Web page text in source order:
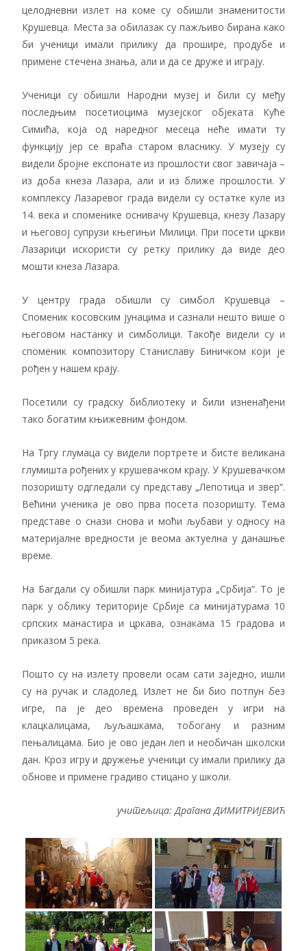
целодневни излет на коме су обишли знаменитости
Крушевца. Места за обилазак су пажљиво бирана како
би ученици имали прилику да прошире, продубе и
примене стечена знања, али и да се друже и играју.
Ученици су обишли Народни музеј и били су међу
последњим посетиоцима музејског објеката Куће
Симића, која од наредног месеца неће имати ту
функцију јер се враћа старом власнику. У музеју су
видели бројне експонате из прошлости свог завичаја –
из доба кнеза Лазара, али и из ближе прошлости. У
комплексу Лазаревог града видели су остатке куле из
14. века и споменикe оснивачу Крушевца, кнезу Лазару
и његовој супрузи књегињи Милици. При посети цркви
Лазарици искористи су ретку прилику да виде део
мошти кнеза Лазара.
У центру града обишли су симбол Крушевца –
Споменик косовским јунацима и сазнали нешто више о
његовом настанку и симболици. Такође видели су и
споменик композитору Станиславу Биничком који је
рођен у нашем крају.
Посетили су градску библиотеку и били изненађени
тако богатим књижевним фондом.
На Тргу глумаца су видели портрете и бисте великана
глумишта рођених у крушевачком крају. У Крушевачком
позоришту одгледали су представу „Лепотица и звер“.
Већини ученика је ово прва посета позоришту. Тема
представе о снази снова и моћи љубави у односу на
материјалне вредности је веома актуелна у данашње
време.
На Багдали су обишли парк минијатура „Србија“. То је
парк у облику територије Србије са минијатурама 10
српских манастира и цркава, ознакама 15 градова и
приказом 5 река.
Пошто су на излету провели осам сати заједно, ишли
су на ручак и сладолед. Излет не би био потпун без
игре, па је део времена проведен у игри на
клацкалицама, љуљашкама, тобогану и разним
пењалицама. Био је ово један леп и необичан школски
дан. Кроз игру и дружење ученици су имали прилику да
обнове и примене градиво стицано у школи.
учитељица: Драгана ДИМИТРИЈЕВИЋ